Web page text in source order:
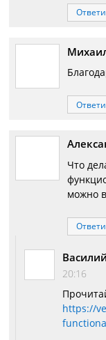
Что
можно
20:16
https://